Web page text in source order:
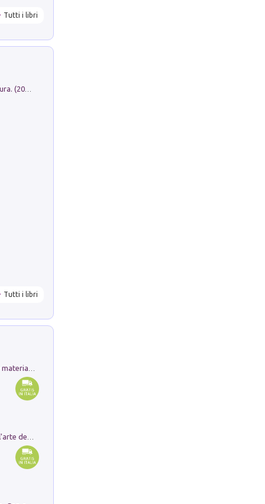
Tutti i libri
Tutti i libri
Ricerche dei dottorandi in storia dell'arte della Sapienza